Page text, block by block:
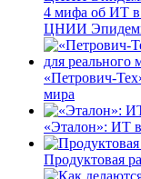
4 мифа об ИТ
ЦНИИ
«Петрович-
мира
«Эталон»: ИТ
Продуктовая